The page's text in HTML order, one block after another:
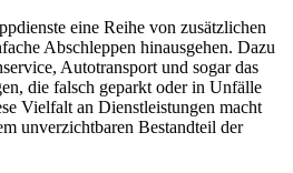
eine Reihe von zusätzlichen
Abschleppen hinausgehen. Dazu
Autotransport und sogar das
die falsch geparkt oder in Unfälle
Vielfalt an Dienstleistungen macht
unverzichtbaren Bestandteil der